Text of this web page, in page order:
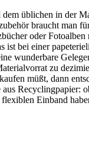
üblichen in der
braucht man
oder Fotoalben
ist bei einer
wunderbare
zu
müßt, dann
Recyclingpapier:
Einband